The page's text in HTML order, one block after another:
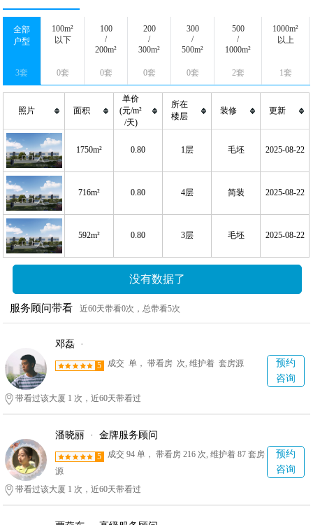
全部
户型
3套
100m²
以下
0套
100
/
200m²
0套
200
/
300m²
0套
300
/
500m²
0套
500
/
1000m²
2套
1000m²
以上
1套
照片 面积
单价
(元/m²
/天)
所在
楼层
装修 更新
1750m² 0.80 1层 毛坯 2025-08-22
716m² 0.80 4层 简装 2025-08-22
592m² 0.80 3层 毛坯 2025-08-22
没有数据了
服务顾问带看 近60天带看0次，总带看5次
邓磊 ·
5 成交 单， 带看房 次, 维护着 套房源
预约
咨询
带看过该大厦 1 次，近60天带看过
潘晓丽 · 金牌服务顾问
5
成交 94 单， 带看房 216 次, 维护着 87 套房
源
预约
咨询
带看过该大厦 1 次，近60天带看过